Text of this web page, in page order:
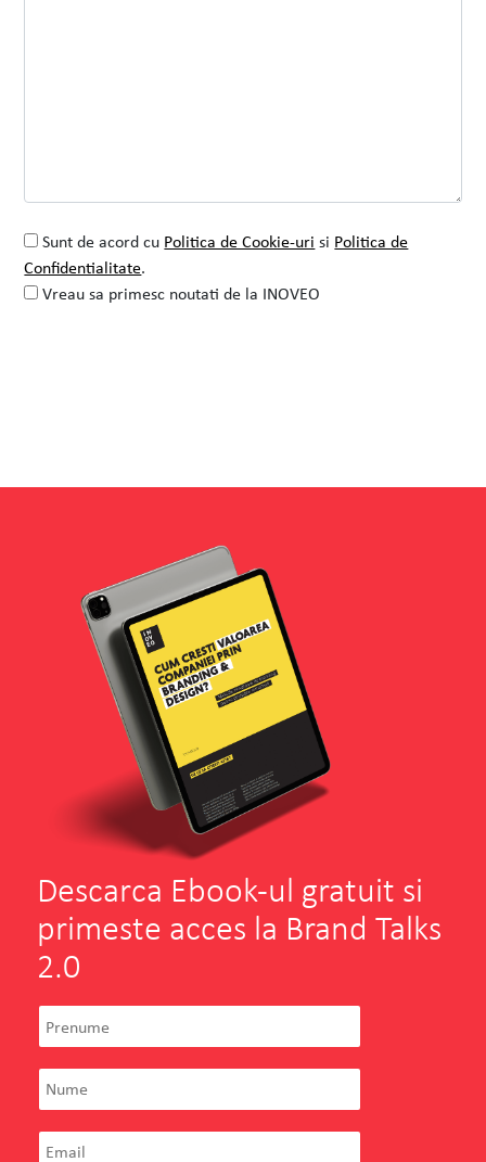
Dochita ne-a marcat intr-un mod foarte
pozitiv.
VEZI PROIECTUL
Teilor
Sunt de acord cu Politica de Cookie-uri si Politica de
Confidentialitate.
Vreau sa primesc noutati de la INOVEO
Descarca Ebook-ul gratuit si
primeste acces la Brand Talks
2.0